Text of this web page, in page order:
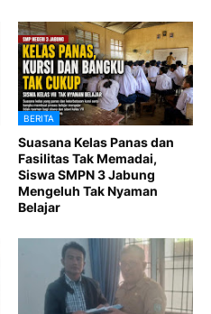
BERITA
Suasana Kelas Panas dan
Fasilitas Tak Memadai,
Siswa SMPN 3 Jabung
Mengeluh Tak Nyaman
Belajar